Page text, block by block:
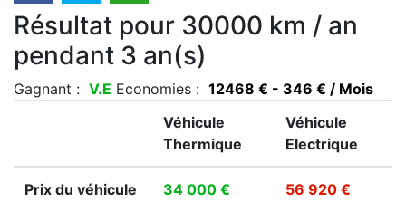
Résultat pour 30000 km / an
pendant 3 an(s)
Gagnant : V.E Economies : 12468 € - 346 € / Mois
Véhicule
Thermique
Véhicule
Electrique
Prix du véhicule 34 000 € 56 920 €